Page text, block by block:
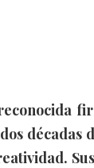
décadas